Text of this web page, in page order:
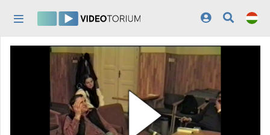
Kezdőlap
Bejelentkezés
Felfedezés
Kategóriák